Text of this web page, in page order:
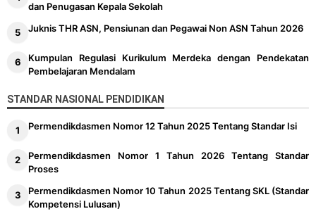
dan Penugasan Kepala Sekolah
Juknis THR ASN, Pensiunan dan Pegawai Non ASN Tahun 2026
Kumpulan Regulasi Kurikulum Merdeka dengan Pendekatan
Pembelajaran Mendalam
STANDAR NASIONAL PENDIDIKAN
Permendikdasmen Nomor 12 Tahun 2025 Tentang Standar Isi
Permendikdasmen Nomor 1 Tahun 2026 Tentang Standar
Proses
Permendikdasmen Nomor 10 Tahun 2025 Tentang SKL (Standar
Kompetensi Lulusan)